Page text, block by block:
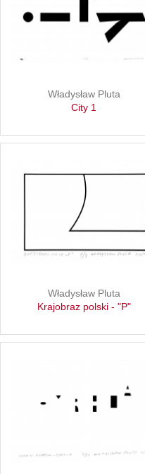
Władysław Pluta
City 1
Władysław Pluta
Krajobraz polski - "P"